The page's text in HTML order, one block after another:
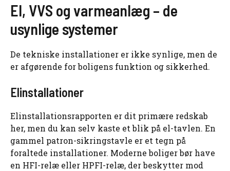
El, VVS og varmeanlæg – de
usynlige systemer
De tekniske installationer er ikke synlige, men de
er afgørende for boligens funktion og sikkerhed.
Elinstallationer
Elinstallationsrapporten er dit primære redskab
her, men du kan selv kaste et blik på el-tavlen. En
gammel patron-sikringstavle er et tegn på
foraltede installationer. Moderne boliger bør have
en HFI-relæ eller HPFI-relæ, der beskytter mod